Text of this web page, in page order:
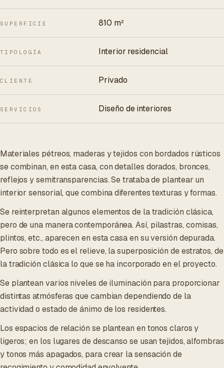
SUPERFICIE 810 m²
TIPOLOGÍA Interior residencial
CLIENTE Privado
SERVICIOS Diseño de interiores
Materiales pétreos, maderas y tejidos con bordados rústicos
se combinan, en esta casa, con detalles dorados, bronces,
reflejos y semitransparencias. Se trataba de plantear un
interior sensorial, que combina diferentes texturas y formas.
Se reinterpretan algunos elementos de la tradición clásica,
pero de una manera contemporánea. Así, pilastras, cornisas,
plintos, etc., aparecen en esta casa en su versión depurada.
Pero sobre todo es el relieve, la superposición de estratos, de
la tradición clásica lo que se ha incorporado en el proyecto.
Se plantean varios niveles de iluminación para proporcionar
distintas atmósferas que cambian dependiendo de la
actividad o estado de ánimo de los residentes.
Los espacios de relación se plantean en tonos claros y
ligeros; en los lugares de descanso se usan tejidos, alfombras
y tonos más apagados, para crear la sensación de